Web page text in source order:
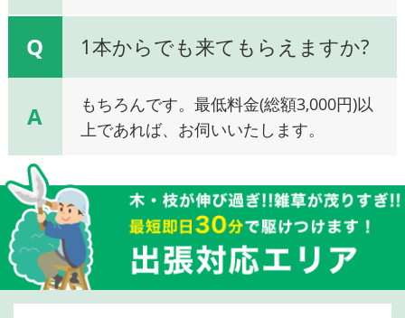
Q 1本からでも来てもらえますか?
A
もちろんです。最低料金(総額3,000円)以
上であれば、お伺いいたします。